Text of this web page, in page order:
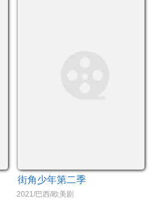
街角少年第二季
2021/巴西/欧美剧